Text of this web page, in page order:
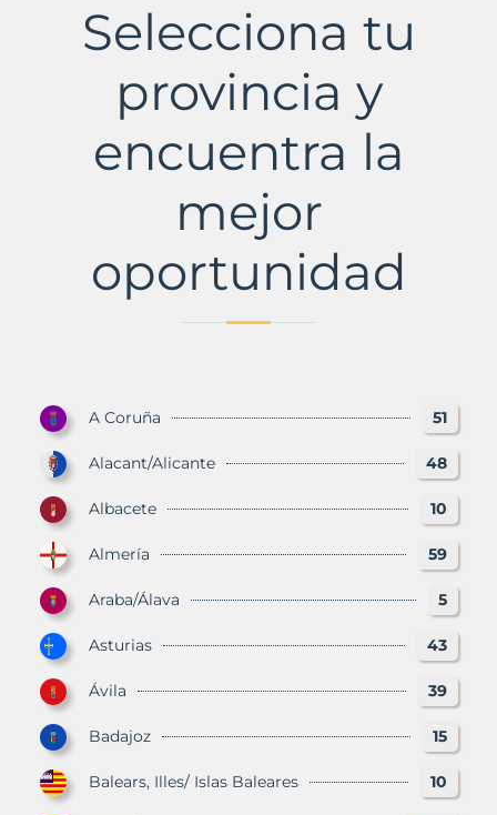
MurbalandsSelecciona tu
provincia y
encuentra la
mejor
oportunidad
A Coruña 51
Alacant/Alicante 48
Albacete 10
Almería 59
Araba/Álava 5
Asturias 43
Ávila 39
Badajoz 15
Balears, Illes/ Islas Baleares 10